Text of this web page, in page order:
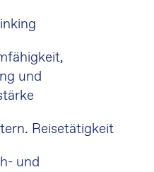
und
Reisetätigkeit
und